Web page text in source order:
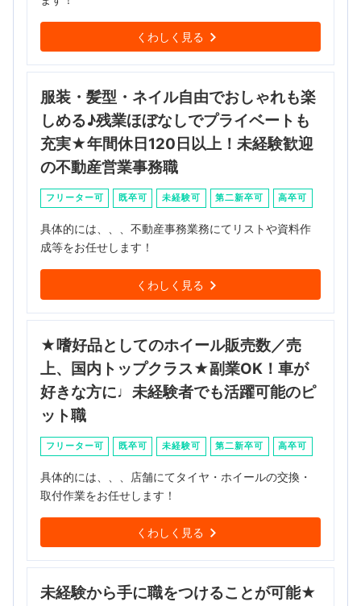
くわしく見る
服装・髪型・ネイル自由でおしゃれも楽
しめる♪残業ほぼなしでプライベートも
充実★年間休日120日以上！未経験歓迎
の不動産営業事務職
フリーター可 既卒可 未経験可 第二新卒可 高卒可
具体的には、、、不動産事務業務にてリストや資料作
成等をお任せします！
くわしく見る
★嗜好品としてのホイール販売数／売
上、国内トップクラス★副業OK！車が
好きな方に♩未経験者でも活躍可能のピ
ット職
フリーター可 既卒可 未経験可 第二新卒可 高卒可
具体的には、、、店舗にてタイヤ・ホイールの交換・
取付作業をお任せします！
くわしく見る
未経験から手に職をつけることが可能★